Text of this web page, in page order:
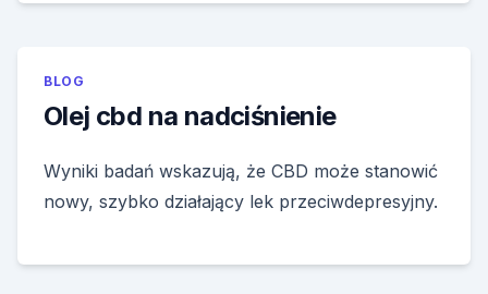
BLOG
Olej cbd na nadciśnienie
Wyniki badań wskazują, że CBD może stanowić
nowy, szybko działający lek przeciwdepresyjny.